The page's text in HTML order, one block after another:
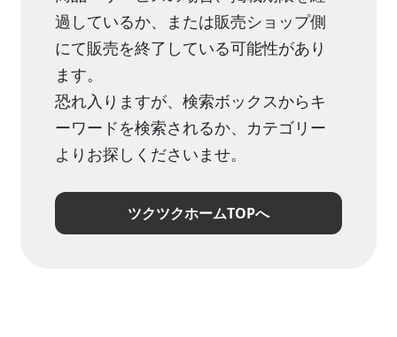
過しているか、または販売ショップ側
にて販売を終了している可能性があり
ます。
恐れ入りますが、検索ボックスからキ
ーワードを検索されるか、カテゴリー
よりお探しくださいませ。
ツクツクホームTOPへ